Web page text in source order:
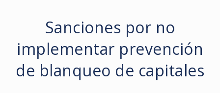
Sanciones por no
implementar prevención
de blanqueo de capitales